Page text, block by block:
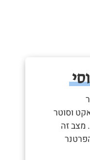
וסוטר
מצב זה